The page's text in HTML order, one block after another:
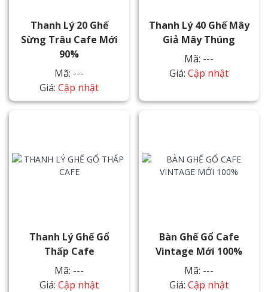
Thanh Lý 20 Ghế
Sừng Trâu Cafe Mới
90%
Mã: ---
Giá: Cập nhật
Thanh Lý 40 Ghế Mây
Giả Mây Thúng
Mã: ---
Giá: Cập nhật
Thanh Lý Ghế Gổ
Thấp Cafe
Mã: ---
Giá: Cập nhật
Bàn Ghế Gổ Cafe
Vintage Mới 100%
Mã: ---
Giá: Cập nhật